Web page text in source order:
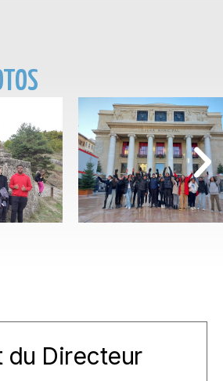
du Directeur